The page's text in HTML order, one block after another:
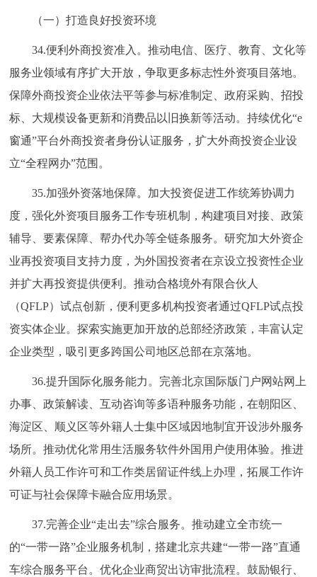
（一）打造良好投资环境
34.便利外商投资准入。推动电信、医疗、教育、文化等
服务业领域有序扩大开放，争取更多标志性外资项目落地。
保障外商投资企业依法平等参与标准制定、政府采购、招投
标、大规模设备更新和消费品以旧换新等活动。持续优化“e
窗通”平台外商投资者身份认证服务，扩大外商投资企业设
立“全程网办”范围。
35.加强外资落地保障。加大投资促进工作统筹协调力
度，强化外资项目服务工作专班机制，构建项目对接、政策
辅导、要素保障、帮办代办等全链条服务。研究加大外资企
业再投资项目支持力度，为外国投资者在京设立投资性企业
并扩大再投资提供便利。推动合格境外有限合伙人
（QFLP）试点创新，便利更多机构投资者通过QFLP试点投
资实体企业。探索实施更加开放的总部经济政策，丰富认定
企业类型，吸引更多跨国公司地区总部在京落地。
36.提升国际化服务能力。完善北京国际版门户网站网上
办事、政策解读、互动咨询等多语种服务功能，在朝阳区、
海淀区、顺义区等外籍人士集中区域因地制宜开设涉外服务
场所。推动优化常用生活服务软件外国用户使用体验。推进
外籍人员工作许可和工作类居留证件线上办理，拓展工作许
可证与社会保障卡融合应用场景。
37.完善企业“走出去”综合服务。推动建立全市统一
的“一带一路”企业服务机制，搭建北京共建“一带一路”直通
车综合服务平台。优化企业商贸出访审批流程。鼓励银行、